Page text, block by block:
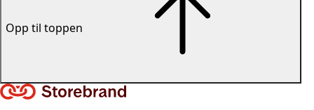
Opp til toppen
Lenke til forsiden